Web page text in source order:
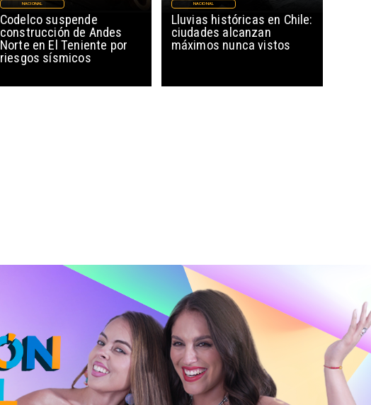
Codelco suspende
construcción de Andes
Norte en El Teniente por
riesgos sísmicos
NACIONAL
Lluvias históricas en Chile:
ciudades alcanzan
máximos nunca vistos
NACIONAL